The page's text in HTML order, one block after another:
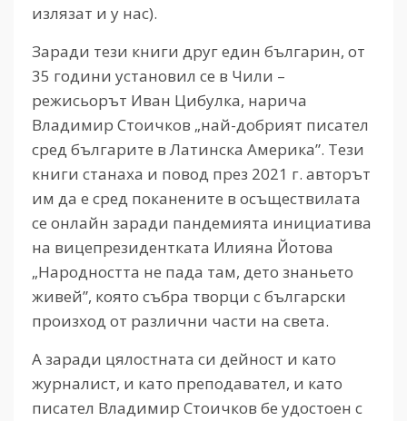
излязат и у нас).
Заради тези книги друг един българин, от
35 години установил се в Чили –
режисьорът Иван Цибулка, нарича
Владимир Стоичков „най-добрият писател
сред българите в Латинска Америка”. Тези
книги станаха и повод през 2021 г. авторът
им да е сред поканените в осъществилата
се онлайн заради пандемията инициатива
на вицепрезидентката Илияна Йотова
„Народността не пада там, дето знаньето
живей”, която събра творци с български
произход от различни части на света.
А заради цялостната си дейност и като
журналист, и като преподавател, и като
писател Владимир Стоичков бе удостоен с